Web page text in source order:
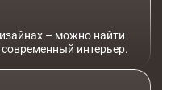
– можно найти
интерьер.